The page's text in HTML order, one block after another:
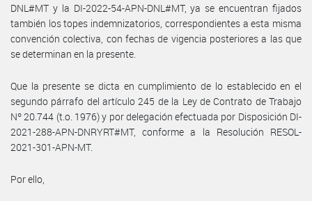
DNL#MT y la DI-2022-54-APN-DNL#MT, ya se encuentran fijados
también los topes indemnizatorios, correspondientes a esta misma
convención colectiva, con fechas de vigencia posteriores a las que
se determinan en la presente.
Que la presente se dicta en cumplimiento de lo establecido en el
segundo párrafo del artículo 245 de la Ley de Contrato de Trabajo
Nº 20.744 (t.o. 1976) y por delegación efectuada por Disposición DI-
2021-288-APN-DNRYRT#MT, conforme a la Resolución RESOL-
2021-301-APN-MT.
Por ello,